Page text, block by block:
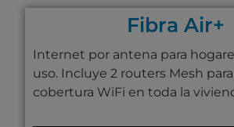
Fibra Air+
Internet por antena para
uso. Incluye 2 routers Mesh
cobertura WiFi en toda la